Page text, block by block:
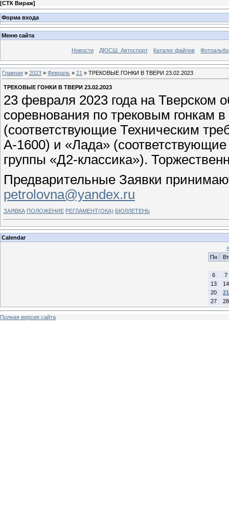
[СТК Вираж]
Форма входа
Меню сайта
Новости ДЮСШ. Автоспорт Каталог файлов
Главная » 2023 » Февраль » 21 » ТРЕКОВЫЕ ГОНКИ В ТВЕРИ 23.02.2023
ТРЕКОВЫЕ ГОНКИ В ТВЕРИ 23.02.2023
23 февраля 2023 года на Тверском
соревнования по трековым гонкам
(соответствующие Техническим
А-1600) и «Лада»
группы «Д2-классика»).
Предварительные Заявки
petrolovna@yandex.ru
ЗАЯВКА ПОЛОЖЕНИЕ РЕГЛАМЕНТ(ОКА) БЮЛЛЕТЕНЬ
Calendar
«
Пн
Вт
6
7
13
14
20
21
27
28
Полная версия сайта